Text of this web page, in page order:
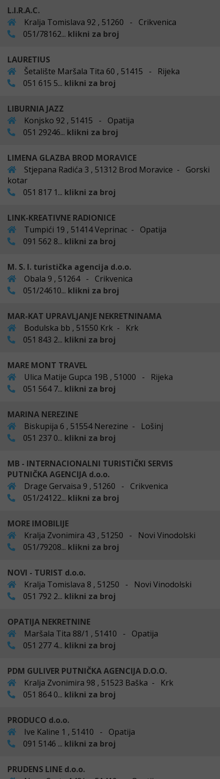
L.I.R.A.C.
Kralja Tomislava 92 , 51260 - Crikvenica
051/78162... klikni za broj
LAURETIUS
Šetalište Maršala Tita 60 , 51415 - Rijeka
051 615 5... klikni za broj
LIBURNIA JAZZ
Konjsko 92 , 51415 - Opatija
051 29246... klikni za broj
LIMENA GLAZBA BROD MORAVICE
Stjepana Radića 3 , 51312 Brod Moravice - Gorski
kotar
051 817 1... klikni za broj
LINK-KREATIVNE RADIONICE
Tumpići 19 , 51414 Veprinac - Opatija
091 562 8... klikni za broj
M. S. I. turistička agencija d.o.o.
Obala 9 , 51264 - Crikvenica
051/24610... klikni za broj
MAR-KAT UPRAVLJANJE NEKRETNINAMA
Bodulska bb , 51550 Krk - Krk
051 843 2... klikni za broj
MARE MONT TRAVEL
Ulica Matije Gupca 19B , 51000 - Rijeka
051 564 7... klikni za broj
MARINA NEREZINE
Biskupija 6 , 51554 Nerezine - Lošinj
051 237 0... klikni za broj
MB - INTERNACIONALNI TURISTIČKI SERVIS
PUTNIČKA AGENCIJA d.o.o.
Drage Gervaisa 9 , 51260 - Crikvenica
051/24122... klikni za broj
MORE IMOBILIJE
Kralja Zvonimira 43 , 51250 - Novi Vinodolski
051/79208... klikni za broj
NOVI - TURIST d.o.o.
Kralja Tomislava 8 , 51250 - Novi Vinodolski
051 792 2... klikni za broj
OPATIJA NEKRETNINE
Maršala Tita 88/1 , 51410 - Opatija
051 277 4... klikni za broj
PDM GULIVER PUTNIČKA AGENCIJA D.O.O.
Kralja Zvonimira 98 , 51523 Baška - Krk
051 864 0... klikni za broj
PRODUCO d.o.o.
Ive Kaline 1 , 51410 - Opatija
091 5146 ... klikni za broj
PRUDENS LINE d.o.o.